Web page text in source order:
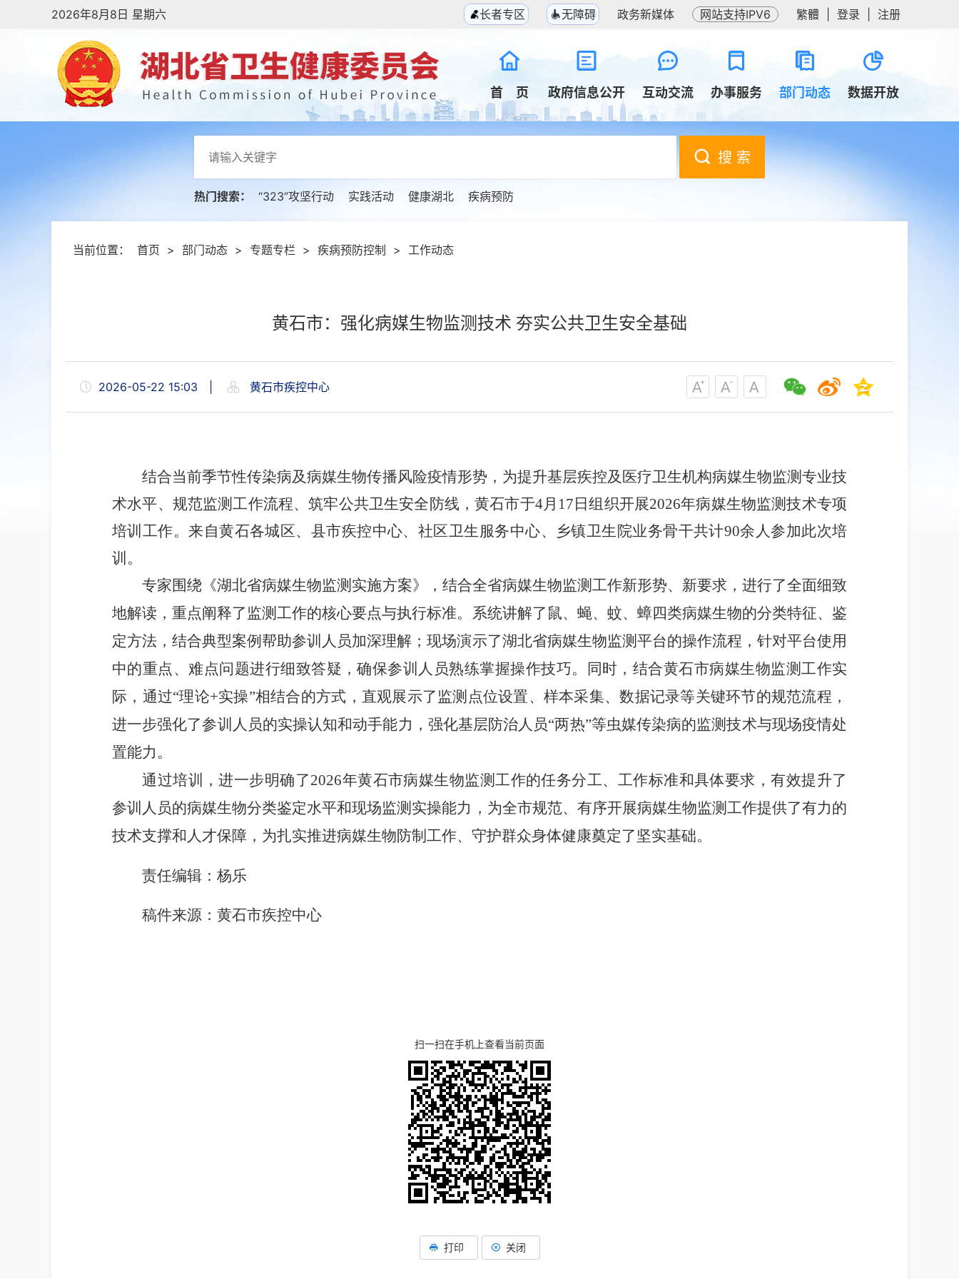
2026年8月8日 星期六 长者专区 无障碍 政务新媒体 网站支持IPV6 繁體 登录 注册
首 页 政府信息公开 互动交流 办事服务 部门动态 数据开放
搜 索
热门搜索： “323”攻坚行动 实践活动 健康湖北 疾病预防
当前位置： 首页 > 部门动态 > 专题专栏 > 疾病预防控制 > 工作动态
黄石市：强化病媒生物监测技术 夯实公共卫生安全基础
2026-05-22 15:03 黄石市疾控中心
结合当前季节性传染病及病媒生物传播风险疫情形势，为提升基层疾控及医疗卫生机构病媒生物监测专业技
术水平、规范监测工作流程、筑牢公共卫生安全防线，黄石市于4月17日组织开展2026年病媒生物监测技术专项
培训工作。来自黄石各城区、县市疾控中心、社区卫生服务中心、乡镇卫生院业务骨干共计90余人参加此次培
训。
专家围绕《湖北省病媒生物监测实施方案》，结合全省病媒生物监测工作新形势、新要求，进行了全面细致
地解读，重点阐释了监测工作的核心要点与执行标准。系统讲解了鼠、蝇、蚊、蟑四类病媒生物的分类特征、鉴
定方法，结合典型案例帮助参训人员加深理解；现场演示了湖北省病媒生物监测平台的操作流程，针对平台使用
中的重点、难点问题进行细致答疑，确保参训人员熟练掌握操作技巧。同时，结合黄石市病媒生物监测工作实
际，通过“理论+实操”相结合的方式，直观展示了监测点位设置、样本采集、数据记录等关键环节的规范流程，
进一步强化了参训人员的实操认知和动手能力，强化基层防治人员“两热”等虫媒传染病的监测技术与现场疫情处
置能力。
通过培训，进一步明确了2026年黄石市病媒生物监测工作的任务分工、工作标准和具体要求，有效提升了
参训人员的病媒生物分类鉴定水平和现场监测实操能力，为全市规范、有序开展病媒生物监测工作提供了有力的
技术支撑和人才保障，为扎实推进病媒生物防制工作、守护群众身体健康奠定了坚实基础。
责任编辑：杨乐
稿件来源：黄石市疾控中心
扫一扫在手机上查看当前页面
打印 关闭